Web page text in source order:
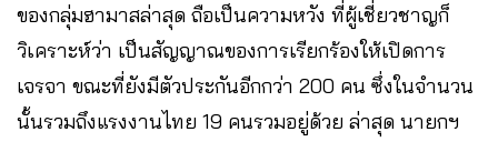
ของกลุ่มฮามาสล่าสุด ถือเป็นความหวัง ที่ผู้เชี่ยวชาญก็
วิเคราะห์ว่า เป็นสัญญาณของการเรียกร้องให้เปิดการ
เจรจา ขณะที่ยังมีตัวประกันอีกกว่า 200 คน ซึ่งในจำนวน
นั้นรวมถึงแรงงานไทย 19 คนรวมอยู่ด้วย ล่าสุด นายกฯ​